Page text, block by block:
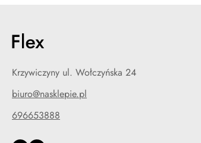
Krzywiczyny ul. Wołczyńska 24
biuro@nasklepie.pl
696653888